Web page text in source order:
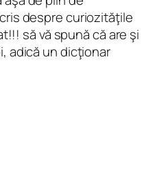
despre curiozităţile
să vă spună că are şi
adică un dicţionar